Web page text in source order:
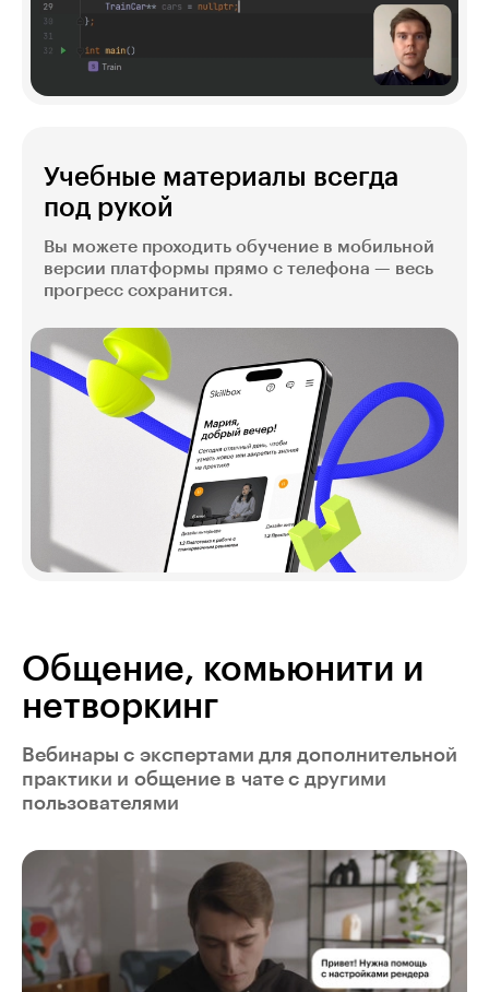
Учебные материалы всегда
под рукой
Вы можете проходить обучение в мобильной
версии платформы прямо с телефона — весь
прогресс сохранится.
Общение, комьюнити и
нетворкинг
Вебинары с экспертами для дополнительной
практики и общение в чате с другими
пользователями